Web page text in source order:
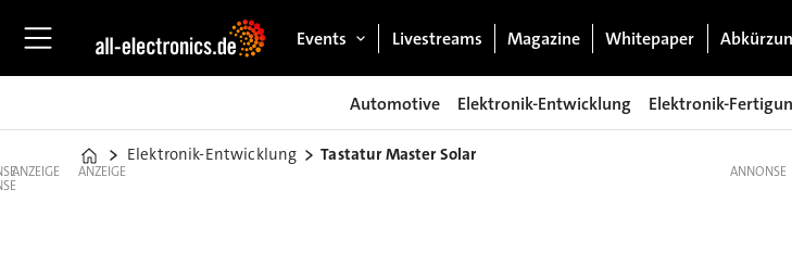
Events Livestreams Magazine Whitepaper
Automotive Elektronik-Entwicklung Elektronik-
Home
Elektronik-Entwicklung Tastatur Master Solar
ANZEIGE ANZEIGE